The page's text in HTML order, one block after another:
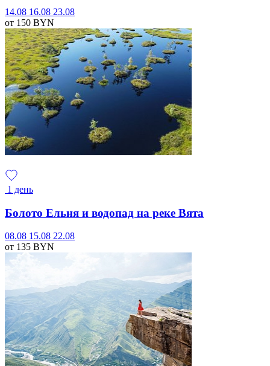
14.08 16.08 23.08
от 150 BYN
1 день
Болото Ельня и водопад на реке Вята
08.08 15.08 22.08
от 135 BYN